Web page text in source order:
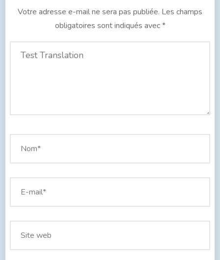
Votre adresse e-mail ne sera pas publiée. Les champs
obligatoires sont indiqués avec*